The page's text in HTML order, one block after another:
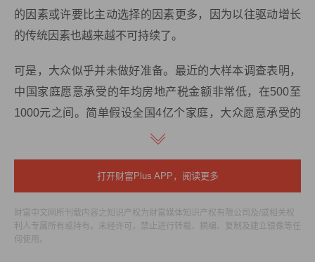
的因素或许要比主动选择的因素更多，因为以往驱动增长
的传统因素也越来越不可持续了。
可是，大众似乎并未做好准备。最近的大样本调查表明，
中国家庭愿意承受的年均房地产税金额非常低，在500至
1000元之间。简单假设全国4亿个家庭，大众愿意承受的
持有税总额不足4000亿元，如果考虑这其中还有一半是农
而2020年中国土地出让金收入为8.2万亿元。如果房地产
税的战略意义是作为财政体系的重要补充，并对增速开始
下行的土地出让金起到替代作用，那么政策者对房地产税
打开财富Plus APP，阅读更多
财富中文网所刊载内容之知识产权为财富媒体知识产权有限公司及/或相关权
利人专属所有或持有。未经许可，禁止进行转载、摘编、复制及建立镜像等任
何使用。